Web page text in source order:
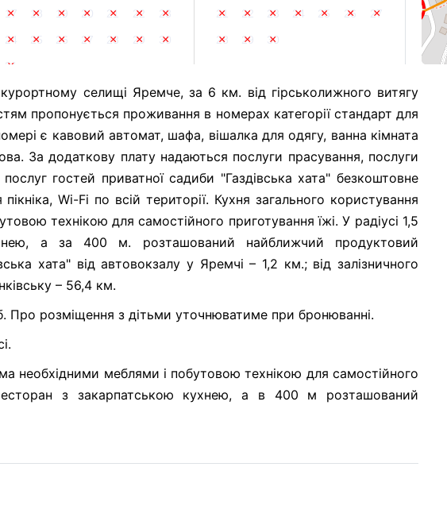
17 18 19 20 21 22 23
24 25 26 27 28 29 30
31
21 22 23 24 25 26 27
28 29 30
селищі Яремче, за 6 км. від гірськолижного витягу
пропонується проживання в номерах категорії стандарт для
є кавовий автомат, шафа, вішалка для одягу, ванна кімната
За додаткову плату надаються послуги прасування, послуги
гостей приватної садиби "Газдівська хата" безкоштовне
Wi-Fi по всій території. Кухня загального користування
технікою для самостійного приготування їжі. У радіусі 1,5
а за 400 м. розташований найближчий продуктовий
хата" від автовокзалу у Яремчі – 1,2 км.; від залізничного
– 56,4 км.
розміщення з дітьми уточнюватиме при бронюванні.
необхідними меблями і побутовою технікою для самостійного
з закарпатською кухнею, а в 400 м розташований